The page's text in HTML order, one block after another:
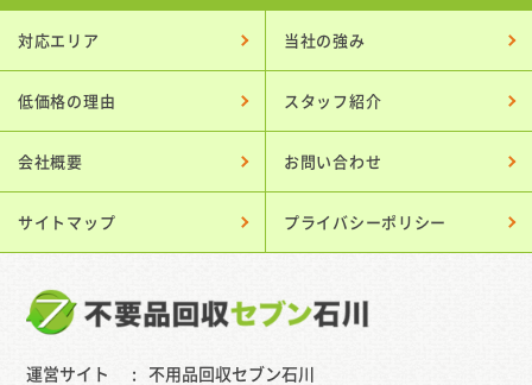
対応エリア 当社の強み
低価格の理由 スタッフ紹介
会社概要 お問い合わせ
サイトマップ プライバシーポリシー
運営サイト
不用品回収セブン石川